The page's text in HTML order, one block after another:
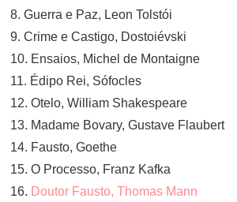
8. Guerra e Paz, Leon Tolstói
9. Crime e Castigo, Dostoiévski
10. Ensaios, Michel de Montaigne
11. Édipo Rei, Sófocles
12. Otelo, William Shakespeare
13. Madame Bovary, Gustave Flaubert
14. Fausto, Goethe
15. O Processo, Franz Kafka
16. Doutor Fausto, Thomas Mann